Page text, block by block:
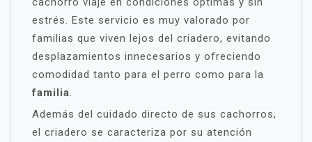
estrés. Este servicio es muy valorado por
familias que viven lejos del criadero, evitando
desplazamientos innecesarios y ofreciendo
comodidad tanto para el perro como para la
familia.
Además del cuidado directo de sus cachorros,
el criadero se caracteriza por su atención